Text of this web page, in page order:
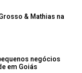
& Mathias na
negócios
em Goiás